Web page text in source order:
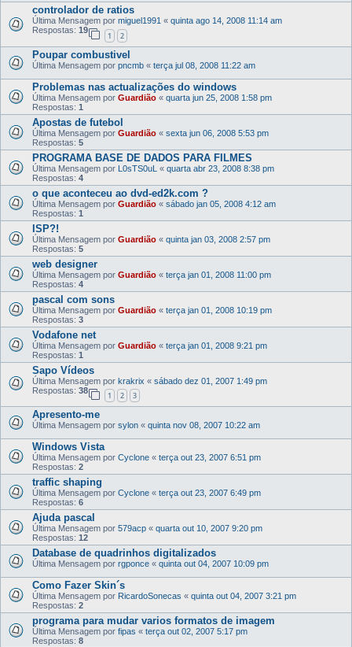
controlador de ratios
Última Mensagem por miguel1991 « quinta ago 14, 2008 11:14 am
Respostas: 19
1 2
Poupar combustivel
Última Mensagem por pncmb « terça jul 08, 2008 11:22 am
Problemas nas actualizações do windows
Última Mensagem por Guardião « quarta jun 25, 2008 1:58 pm
Respostas: 1
Apostas de futebol
Última Mensagem por Guardião « sexta jun 06, 2008 5:53 pm
Respostas: 5
PROGRAMA BASE DE DADOS PARA FILMES
Última Mensagem por L0sTS0uL « quarta abr 23, 2008 8:38 pm
Respostas: 4
o que aconteceu ao dvd-ed2k.com ?
Última Mensagem por Guardião « sábado jan 05, 2008 4:12 am
Respostas: 1
ISP?!
Última Mensagem por Guardião « quinta jan 03, 2008 2:57 pm
Respostas: 5
web designer
Última Mensagem por Guardião « terça jan 01, 2008 11:00 pm
Respostas: 4
pascal com sons
Última Mensagem por Guardião « terça jan 01, 2008 10:19 pm
Respostas: 3
Vodafone net
Última Mensagem por Guardião « terça jan 01, 2008 9:21 pm
Respostas: 1
Sapo Vídeos
Última Mensagem por krakrix « sábado dez 01, 2007 1:49 pm
Respostas: 38
1 2 3
Apresento-me
Última Mensagem por sylon « quinta nov 08, 2007 10:22 am
Windows Vista
Última Mensagem por Cyclone « terça out 23, 2007 6:51 pm
Respostas: 2
traffic shaping
Última Mensagem por Cyclone « terça out 23, 2007 6:49 pm
Respostas: 6
Ajuda pascal
Última Mensagem por 579acp « quarta out 10, 2007 9:20 pm
Respostas: 12
Database de quadrinhos digitalizados
Última Mensagem por rgponce « quinta out 04, 2007 10:09 pm
Como Fazer Skin´s
Última Mensagem por RicardoSonecas « quinta out 04, 2007 3:21 pm
Respostas: 2
programa para mudar varios formatos de imagem
Última Mensagem por fipas « terça out 02, 2007 5:17 pm
Respostas: 8